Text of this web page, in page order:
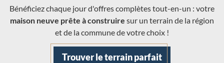
Bénéficiez chaque jour d'offres complètes tout-en-un : votre
maison neuve prête à construire sur un terrain de la région
et de la commune de votre choix !
Trouver le terrain parfait